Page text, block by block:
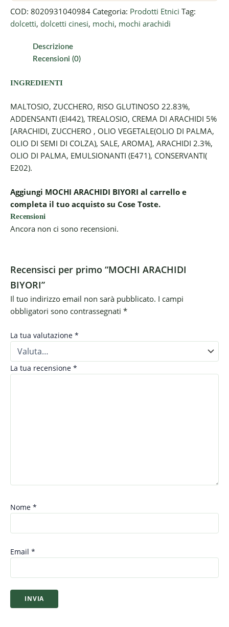
COD: 8020931040984 Categoria: Prodotti Etnici Tag:
dolcetti, dolcetti cinesi, mochi, mochi arachidi
Descrizione
Recensioni (0)
INGREDIENTI
MALTOSIO, ZUCCHERO, RISO GLUTINOSO 22.83%,
ADDENSANTI (EI442), TREALOSIO, CREMA DI ARACHIDI 5%
[ARACHIDI, ZUCCHERO , OLIO VEGETALE(OLIO DI PALMA,
OLIO DI SEMI DI COLZA), SALE, AROMA], ARACHIDI 2.3%,
OLIO DI PALMA, EMULSIONANTI (E471), CONSERVANTI(
E202).
Aggiungi MOCHI ARACHIDI BIYORI al carrello e
completa il tuo acquisto su Cose Toste.
Recensioni
Ancora non ci sono recensioni.
Recensisci per primo “MOCHI ARACHIDI
BIYORI”
Il tuo indirizzo email non sarà pubblicato. I campi
obbligatori sono contrassegnati *
La tua valutazione *
La tua recensione *
Nome *
Email *